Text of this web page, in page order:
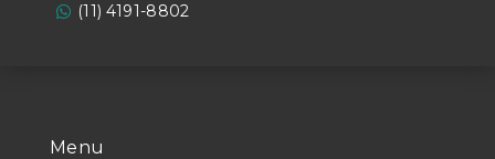
Menu
(11) 4191-8802